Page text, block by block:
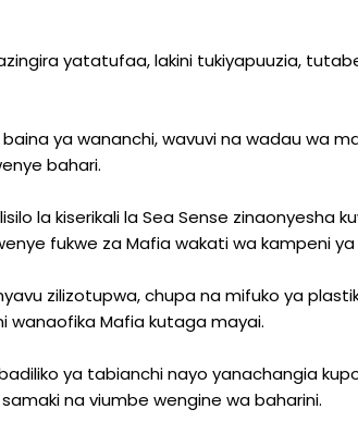
yatatufaa, lakini tukiyapuuzia,
ya wananchi, wavuvi na wadau wa
bahari.
la kiserikali la Sea Sense zinaonyesha
fukwe za Mafia wakati wa kampeni ya
zilizotupwa, chupa na mifuko ya
wanaofika Mafia kutaga mayai.
ya tabianchi nayo yanachangia
na viumbe wengine wa baharini.